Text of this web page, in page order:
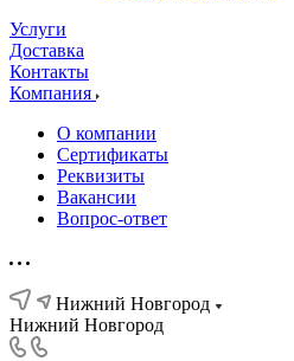
Услуги
Доставка
Контакты
Компания
О компании
Сертификаты
Реквизиты
Вакансии
Вопрос-ответ
Нижний Новгород
Нижний Новгород